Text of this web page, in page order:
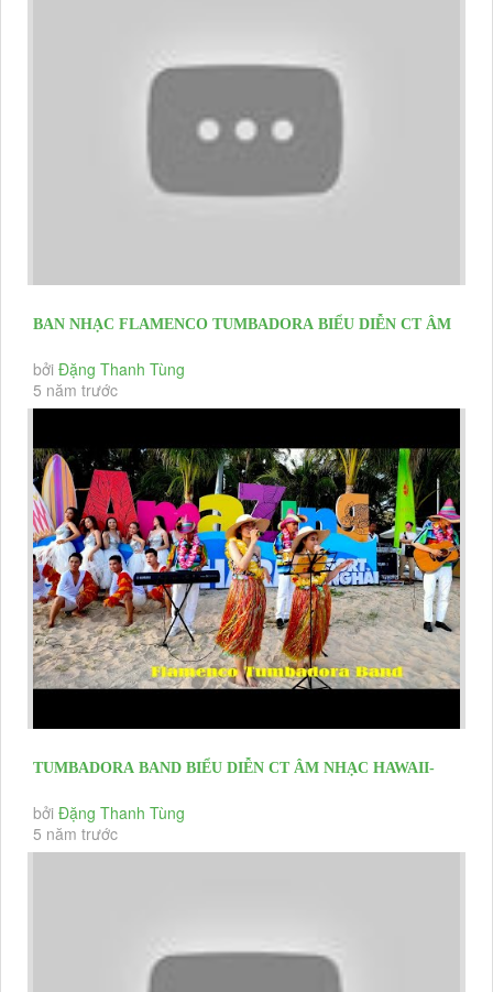
BAN NHẠC FLAMENCO TUMBADORA BIỂU DIỄN CT ÂM
NHẠC TRÊN BIỂN BẾ MẠC LỄ HỘI...
bởi Đặng Thanh Tùng
5 năm trước
TUMBADORA BAND BIỂU DIỄN CT ÂM NHẠC HAWAII-
FLAMENCO- LATIN TRÊN BIỂN CHÀO...
bởi Đặng Thanh Tùng
5 năm trước